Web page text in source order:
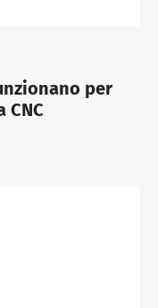
per